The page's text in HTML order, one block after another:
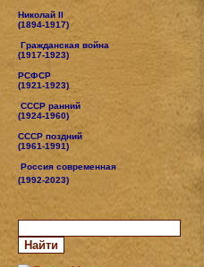
Николай II
(1894-1917)
Гражданская война
(1917-1923)
РСФСР
(1921-1923)
СССР ранний
(1924-1960)
СССР поздний
(1961-1991)
Россия современная
(1992-2023)